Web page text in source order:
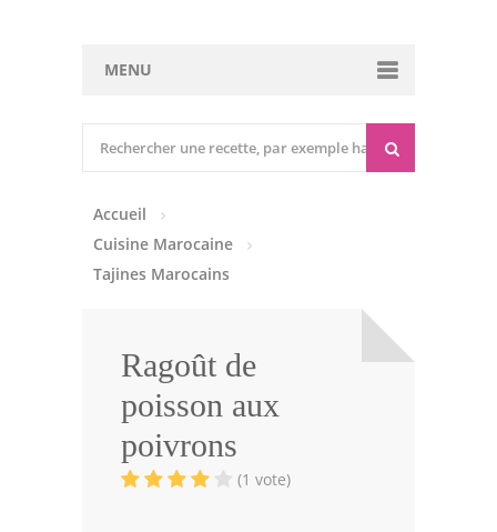
MENU
Entrées Froides
Tajines
Viandes
Volailles
Poissons
Accueil
Cuisine Marocaine
Tajines Marocains
Ragoût de
poisson aux
poivrons
(1 vote)